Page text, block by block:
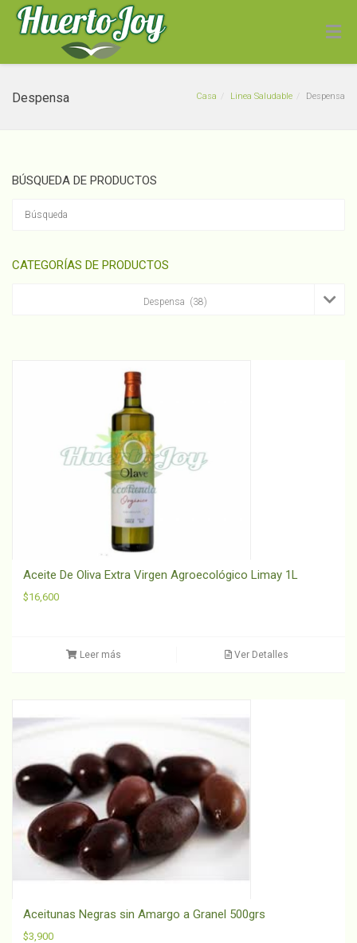
Despensa Casa Linea Saludable Despensa
BÚSQUEDA DE PRODUCTOS
CATEGORÍAS DE PRODUCTOS
×
Despensa (38) 
Aceite De Oliva Extra Virgen Agroecológico Limay 1L
$16,600
Leer más Ver Detalles
Aceitunas Negras sin Amargo a Granel 500grs
$3,900
$